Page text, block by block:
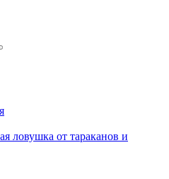
ловушка от тараканов и